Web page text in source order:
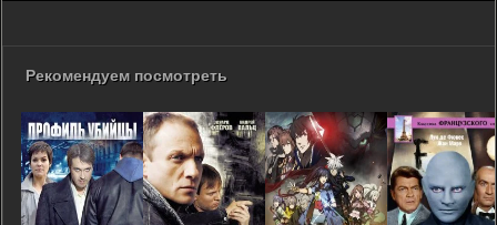
Рекомендуем посмотреть